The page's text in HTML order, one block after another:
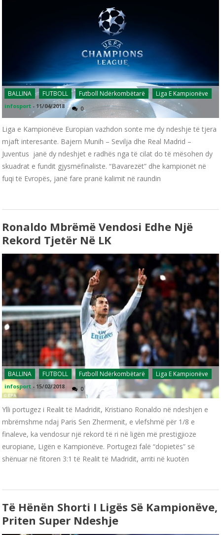
BALLINA FUTBOLL Futboll Ndërkombëtarë Liga E Kampionëve
infosport - 11/04/2018 0
Liga e Kampionëve Europian vazhdon sonte me dy ndeshje të tjera
mjaft interesante. Bajern Munih – Sevilja dhe Real Madrid –
Juventus janë dy ndeshjet e radhës nga të cilat do të mësohen dy
skuadrat e fundit gjysmëfinaliste. “Bavarezët” dhe kampionët në
fuqi të Evropës, janë fare pranë kalimit në raundin
Ronaldo Mbrëmë Vendosi Edhe Një
Rekord Tjetër Në LK
BALLINA FUTBOLL Futboll Ndërkombëtarë Liga E Kampionëve
infosport - 15/02/2018 0
Ylli portugez i Realit të Madridit, Kristiano Ronaldo në ndeshjen e
mbrëmshme ndaj Paris Sen Zhermenit, e vlefshmë për 1/8 e
finaleve, ka vendosur një rekord të ri në ligën më prestigjioze
europiane, Ligën e Kampionëve. Portugezi falë “dopietës” së
shënuar në fitoren 3:1 të Realit të Madridit, arriti në kuotën
Të Hënën Shorti I Ligës Së Kampionëve,
Priten Super Ndeshje